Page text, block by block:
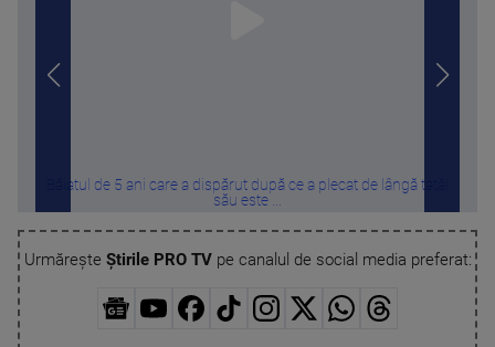
Băiatul de 5 ani care a dispărut după ce a plecat de lângă tatăl
său este ...
Urmărește Știrile PRO TVpe canalul de social media preferat: